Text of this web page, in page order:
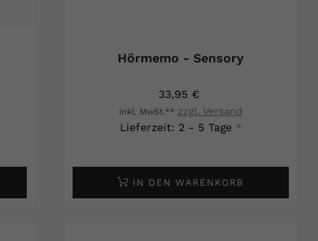
Hörmemo - Sensory
33,95 €
inkl. MwSt.** zzgl. Versand
Lieferzeit: 2 - 5 Tage *
IN DEN WARENKORB